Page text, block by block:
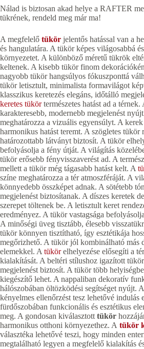
Nálad is biztosan akad helye a RAFTER
tükrének, rendeld meg már ma!
A megfelelő tükör jelentős hatással van a
és hangulatára. A tükör képes világosabbá
környezetet. A különböző méretű tükrök
keltenek. A kisebb tükör finom
nagyobb tükör hangsúlyos fókuszponttá
tükör letisztult, minimalista formavilágot
klasszikus keretezés elegáns, időtálló
keretes tükörtermészetes hatást ad a térnek.
karakteresebb, modernebb megjelenést
meghatározza a vizuális egyensúlyt. A
harmonikus hatást teremt. A szögletes tükör
határozottabb látványt biztosít. A tükör
befolyásolja a fény útját. A világítás
tükör erősebb fényvisszaverést ad. A
mellett a tükör még tágasabb hatást kelt. A
színe meghatározza a tér atmoszféráját. A
könnyedebb összképet adnak. A sötétebb
megjelenést biztosítanak. A díszes keretek
szerepet töltenek be. A letisztult keret
eredményez. A tükör vastagsága
A minőségi üveg tisztább, élesebb
tükör könnyen tisztítható, így esztétikája
megőrizhető. A tükör jól kombinálható más
elemekkel. Atükörelhelyezése elősegíti a
kialakítását. A beltéri stílushoz igazított
megjelenést biztosít. A tükör több
kiegészítő lehet. A nappaliban dekoratív
hálószobában öltözködési segítséget nyújt.
kényelmes ellenőrzést tesz lehetővé indulás
fürdőszobában funkcionális és esztétikus
meg. A gondosan kiválasztotttükör
harmonikus otthoni környezethez. A tükör
választéka lehetővé teszi, hogy minden
megtalálható legyen a megfelelő kialakítás